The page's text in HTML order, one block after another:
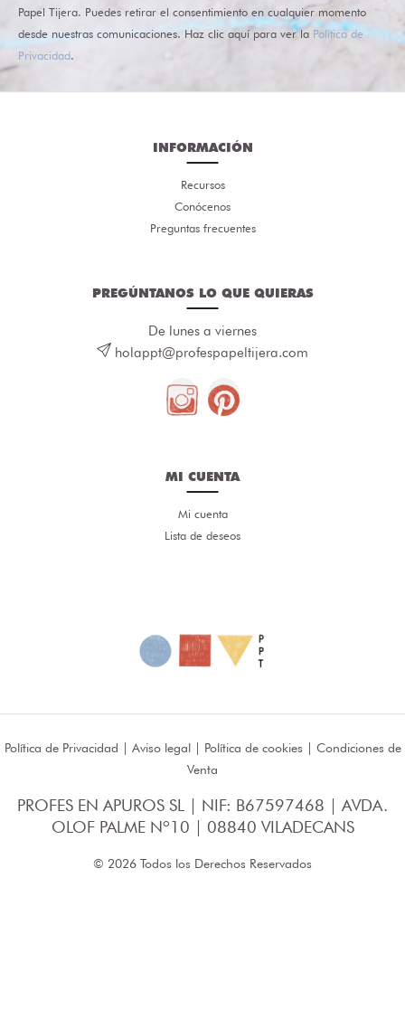
Papel Tijera. Puedes retirar el consentimiento en cualquier momento
desde nuestras comunicaciones. Haz clic aquí para ver la Política de
Privacidad.
INFORMACIÓN
Recursos
Conócenos
Preguntas frecuentes
PREGÚNTANOS LO QUE QUIERAS
De lunes a viernes
holappt@profespapeltijera.com
MI CUENTA
Mi cuenta
Lista de deseos
Política de Privacidad | Aviso legal| Política de cookies | Condiciones de
Venta
PROFES EN APUROS SL | NIF: B67597468 | AVDA.
OLOF PALME Nº10 | 08840 VILADECANS
© 2026 Todos los Derechos Reservados